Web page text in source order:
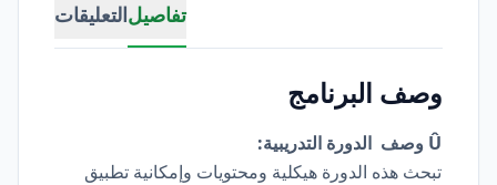
تفاصيلالتعليقات
وصف البرنامج
Û وصف الدورة التدريبية:
تبحث هذه الدورة هيكلية ومحتويات وإمكانية تطبيق